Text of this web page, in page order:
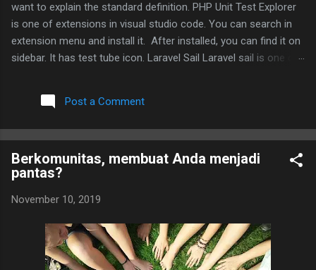
want to explain the standard definition. PHP Unit Test Explorer
is one of extensions in visual studio code. You can search in
extension menu and install it. After installed, you can find it on
sidebar. It has test tube icon. Laravel Sail Laravel sail is one of
hood, it uses docker and docker compose. One advantage
using sail is we don't need to setup bunch of php and web
need to run docker compose command or via sail command.
You can learn more detail about how sail works in Laravel
documentation here . What if we want to implement TDD in
Laravel? As developer, we need to make sure our code run
Laravel support TDD by default. You can run artisan command
to generate test file. In the newest version, Laravel supports
phpunit and pest configurati...
Post a Comment
Berkomunitas, membuat Anda menjadi
pantas?
November 10, 2019